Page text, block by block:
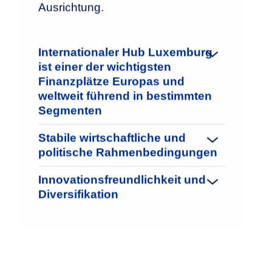
Ausrichtung.
Internationaler Hub Luxemburg
ist einer der wichtigsten
Finanzplätze Europas und
weltweit führend in bestimmten
Segmenten
Stabile wirtschaftliche und
politische Rahmenbedingungen
Innovationsfreundlichkeit und
Diversifikation